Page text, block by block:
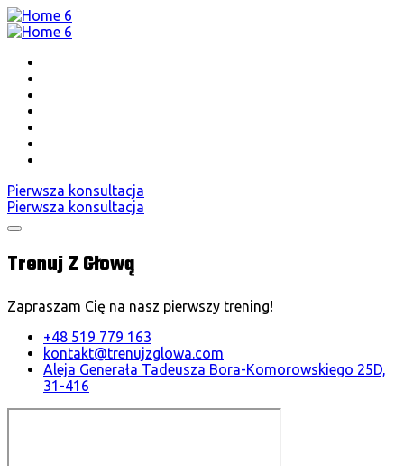
Pierwsza konsultacja
Pierwsza konsultacja
Trenuj Z Głową
Zapraszam Cię na nasz pierwszy trening!
+48 519 779 163
kontakt@trenujzglowa.com
Aleja Generała Tadeusza Bora-Komorowskiego 25D,
31-416